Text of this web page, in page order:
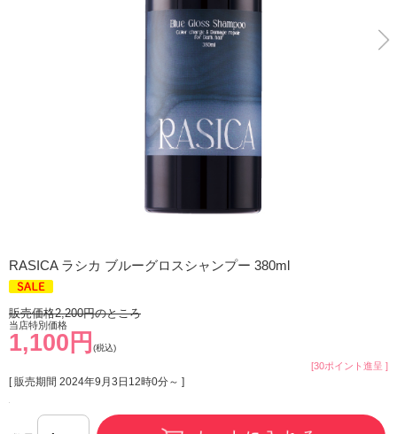
RASICA ラシカ ブルーグロスシャンプー 380ml
販売価格2,200円のところ
当店特別価格
1,100円 (税込)
[30ポイント進呈 ]
[ 販売期間 2024年9月3日12時0分～ ]